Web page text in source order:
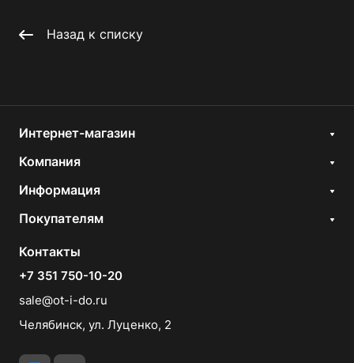
Назад к списку
Интернет-магазин
Компания
Информация
Покупателям
Контакты
+7 351 750-10-20
sale@ot-i-do.ru
Челябинск, ул. Луценко, 2